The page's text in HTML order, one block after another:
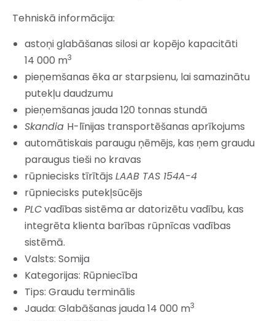
Tehniskā informācija:
astoņi glabāšanas silosi ar kopējo kapacitāti
14 000 m3
pieņemšanas ēka ar starpsienu, lai samazinātu
putekļu daudzumu
pieņemšanas jauda 120 tonnas stundā
Skandia H-līnijas transportēšanas aprīkojums
automātiskais paraugu ņēmējs, kas ņem graudu
paraugus tieši no kravas
rūpniecisks tīrītājs LAAB TAS 154A-4
rūpniecisks putekļsūcējs
PLCvadības sistēma ar datorizētu vadību, kas
integrēta klienta barības rūpnīcas vadības
sistēmā.
Valsts: Somija
Kategorijas: Rūpniecība
Tips: Graudu terminālis
Jauda: Glabāšanas jauda 14 000 m3